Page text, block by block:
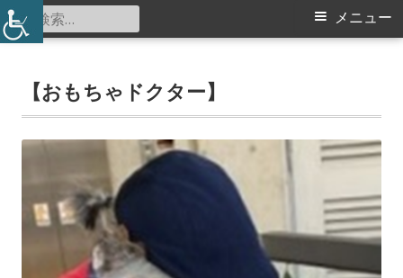
コ
ン
北山田地区センター
メ
メニュー
検
索:
【おもちゃドクター】